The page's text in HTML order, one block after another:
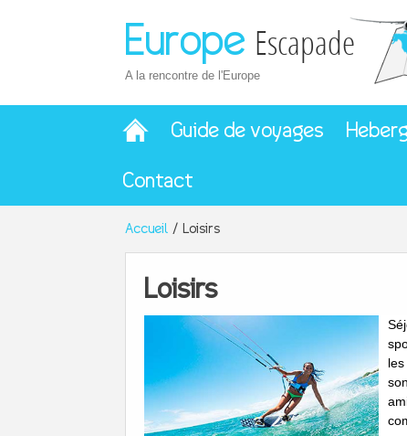
Europe Escapade
A la rencontre de l'Europe
Guide de voyages
Contact
Accueil Loisirs
Loisirs